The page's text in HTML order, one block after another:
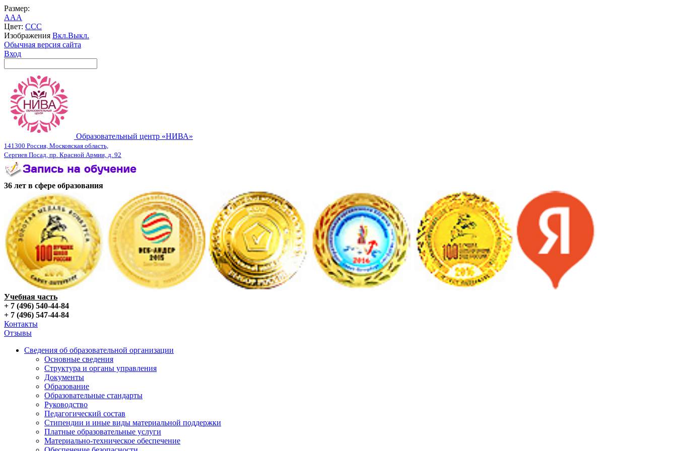
Размер:
AAA
Цвет: CCC
Изображения Вкл.Выкл.
Обычная версия сайта
Вход
Образовательный центр «НИВА»
141300 Россия, Московская область,
Сергиев Посад, пр. Красной Армии, д. 92
36 лет в сфере образования
Учебная часть
+ 7 (496) 540-44-84
+ 7 (496) 547-44-84
Контакты
Отзывы
Сведения об образовательной организации
Основные сведения
Структура и органы управления
Документы
Образование
Образовательные стандарты
Руководство
Педагогический состав
Стипендии и иные виды материальной поддержки
Платные образовательные услуги
Материально-техническое обеспечение